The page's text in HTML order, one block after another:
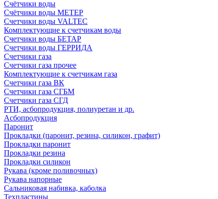
Счётчики воды
Счётчики воды МЕТЕР
Счетчики воды VALTEC
Комплектующие к счетчикам воды
Счетчики воды БЕТАР
Счетчики воды ГЕРРИДА
Счетчики газа
Счетчики газа прочее
Комплектующие к счетчикам газа
Счетчики газа ВК
Счетчики газа СГБМ
Счетчики газа СГД
РТИ, асбопродукция, полиуретан и др.
Асбопродукция
Паронит
Прокладки (паронит, резина, силикон, графит)
Прокладки паронит
Прокладки резина
Прокладки силикон
Рукава (кроме поливочных)
Рукава напорные
Сальниковая набивка, каболка
Техпластины